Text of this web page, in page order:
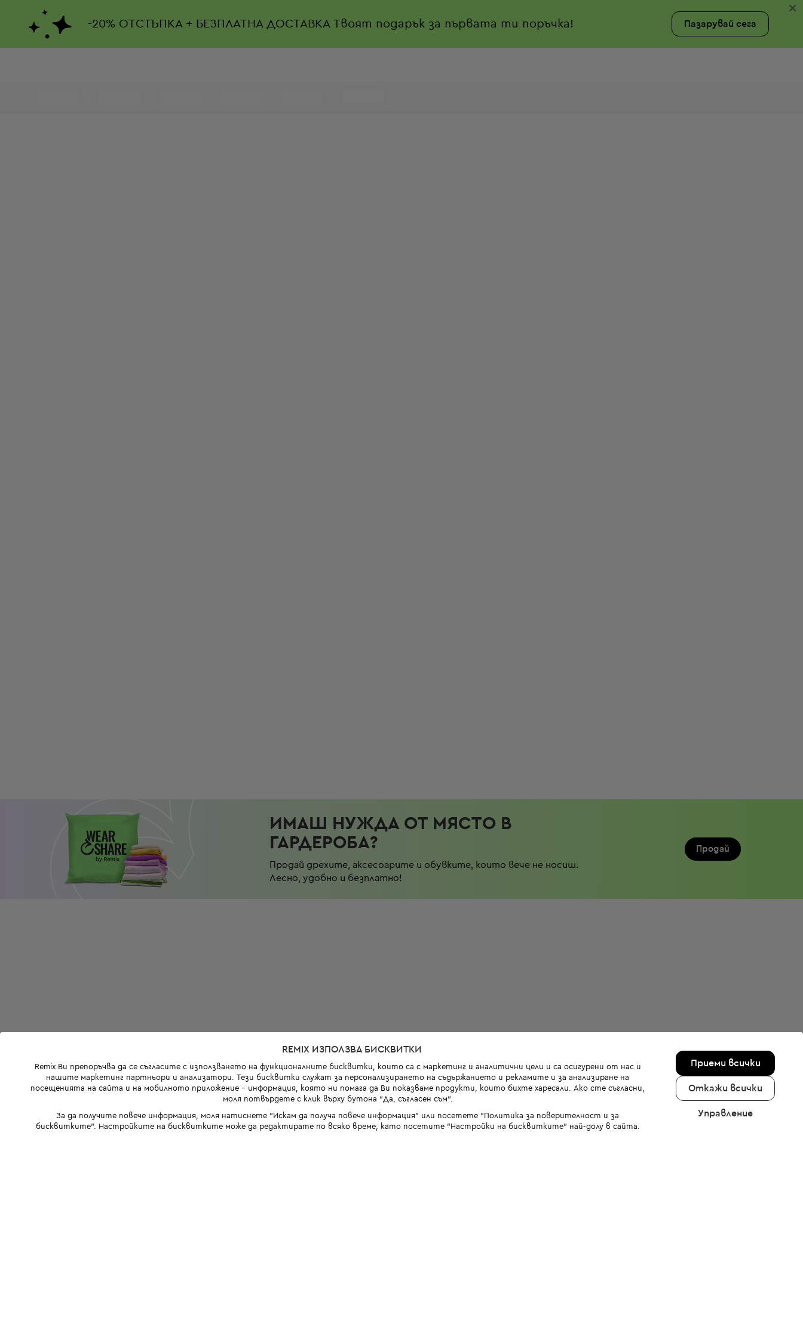
-20% ОТСТЪПКА + БЕЗПЛАТНА ДОСТАВКАТвоят подарък за първата ти поръчка! Пазарувай сега
×
ИМАШ НУЖДА ОТ МЯСТО В
ГАРДЕРОБА?
Продай дрехите, аксесоарите и обувките, които вече не носиш.
Лесно, удобно и безплатно!
Продай
REMIX ИЗПОЛЗВА БИСКВИТКИ
Remix Ви препоръчва да се съгласите с използването на функционалните бисквитки, които са с маркетинг и аналитични цели и са осигурени от нас и
нашите маркетинг партньори и анализатори. Тези бисквитки служат за персонализирането на съдържанието и рекламите и за анализиране на
посещенията на сайта и на мобилното приложение - информация, която ни помага да Ви показваме продукти, които бихте харесали. Ако сте съгласни,
моля потвърдете с клик върху бутона “Да, съгласен съм“.
За да получите повече информация, моля натиснете "Искам да получа повече информация" или посетете "Политика за поверителност и за
бисквитките". Настройките на бисквитките може да редактирате по всяко време, като посетите "Настройки на бисквитките" най-долу в сайта.
Приеми всички
Откажи всички
Управление